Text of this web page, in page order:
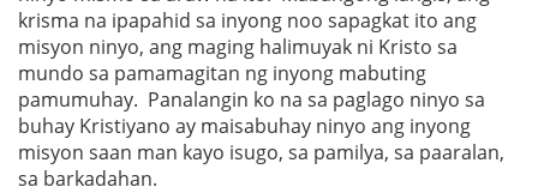
krisma na ipapahid sa inyong noo sapagkat ito ang
misyon ninyo, ang maging halimuyak ni Kristo sa
mundo sa pamamagitan ng inyong mabuting
pamumuhay. Panalangin ko na sa paglago ninyo sa
buhay Kristiyano ay maisabuhay ninyo ang inyong
misyon saan man kayo isugo, sa pamilya, sa paaralan,
sa barkadahan.